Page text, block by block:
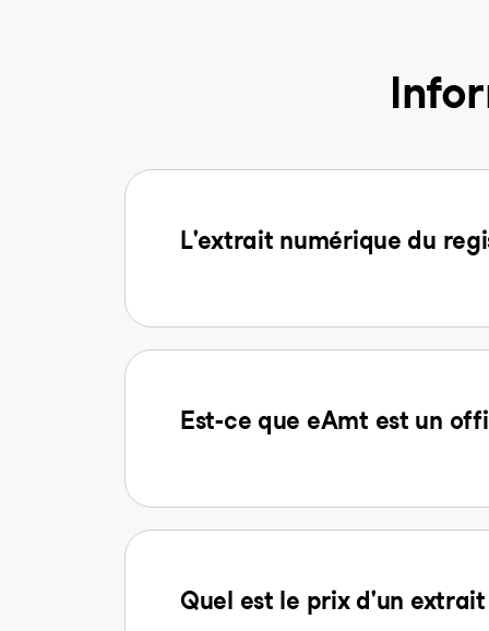
L'extrait numérique du
Est-ce que eAmt est un
Quel est le prix d'un